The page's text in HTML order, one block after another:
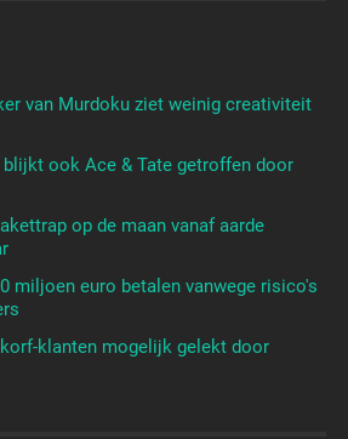
van Murdoku ziet weinig creativiteit
ook Ace & Tate getroffen door
op de maan vanaf aarde
miljoen euro betalen vanwege risico's
klanten mogelijk gelekt door